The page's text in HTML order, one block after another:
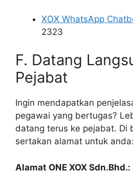
XOX WhatsApp
2323
F. Datang
Pejabat
Ingin mendapatkan
pegawai yang bertugas?
datang terus ke pejabat. Di
sertakan alamat untuk anda:
Alamat ONE XOX Sdn.Bhd.: